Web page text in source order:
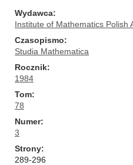
Wydawca
Institute of Mathematics Polish
Czasopismo
Studia Mathematica
Rocznik
1984
Tom
78
Numer
3
Strony
289-296